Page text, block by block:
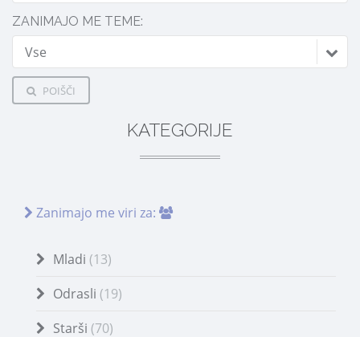
ZANIMAJO ME TEME:
Vse
POIŠČI
KATEGORIJE
Zanimajo me viri za:
Mladi (13)
Odrasli (19)
Starši (70)